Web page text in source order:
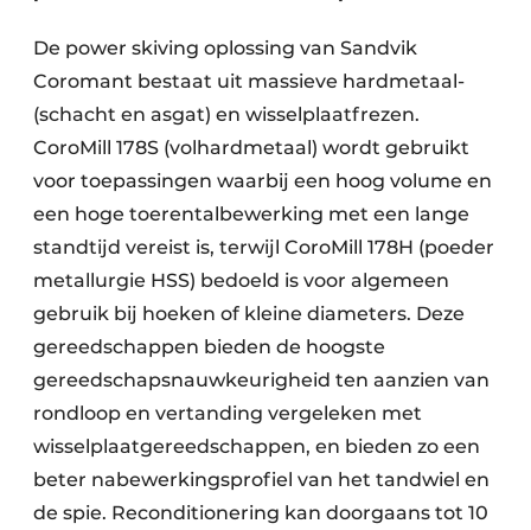
De power skiving oplossing van Sandvik
Coromant bestaat uit massieve hardmetaal-
(schacht en asgat) en wisselplaatfrezen.
CoroMill 178S (volhardmetaal) wordt gebruikt
voor toepassingen waarbij een hoog volume en
een hoge toerentalbewerking met een lange
standtijd vereist is, terwijl CoroMill 178H (poeder
metallurgie HSS) bedoeld is voor algemeen
gebruik bij hoeken of kleine diameters. Deze
gereedschappen bieden de hoogste
gereedschapsnauwkeurigheid ten aanzien van
rondloop en vertanding vergeleken met
wisselplaatgereedschappen, en bieden zo een
beter nabewerkingsprofiel van het tandwiel en
de spie. Reconditionering kan doorgaans tot 10